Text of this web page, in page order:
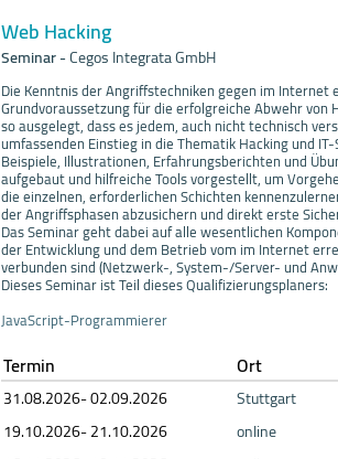
Web Hacking
Seminar-Cegos Integrata GmbH
Die Kenntnis der Angriffstechniken gegen im
Grundvoraussetzung für die erfolgreiche Abwehr von
so ausgelegt, dass es jedem, auch nicht technisch
umfassenden Einstieg in die Thematik Hacking und
Beispiele, Illustrationen, Erfahrungsberichten und
aufgebaut und hilfreiche Tools vorgestellt, um
die einzelnen, erforderlichen Schichten
der Angriffsphasen abzusichern und direkt erste
Das Seminar geht dabei auf alle wesentlichen
der Entwicklung und dem Betrieb vom im Internet
verbunden sind (Netzwerk-, System-/Server- und
Dieses Seminar ist Teil dieses Qualifizierungsplaners:
JavaScript-Programmierer
Termin Ort
31.08.2026- 02.09.2026 Stuttgart
19.10.2026- 21.10.2026 online